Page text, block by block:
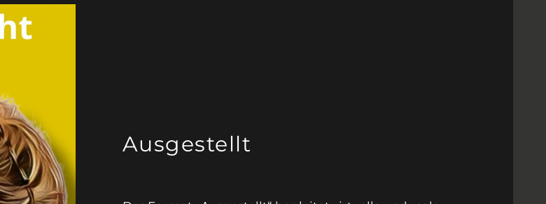
Ausgestellt